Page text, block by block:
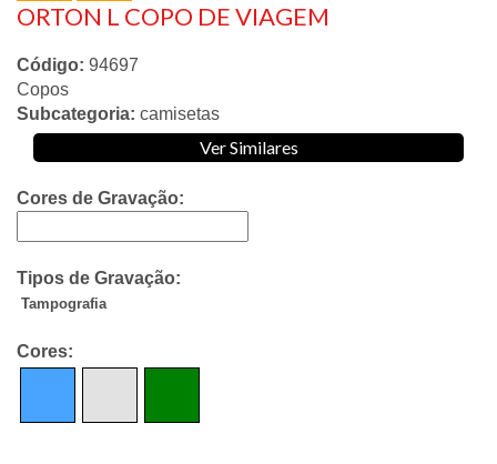
ORTON L COPO DE VIAGEM
Código: 94697
Copos
Subcategoria: camisetas
Ver Similares
Cores de Gravação:
Tipos de Gravação:
Tampografia
Cores: